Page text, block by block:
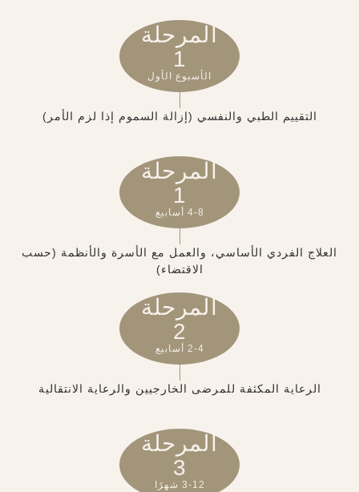
المرحلة
1
الأسبوع الأول
التقييم الطبي والنفسي (إزالة السموم إذا لزم الأمر)
المرحلة
1
4-8 أسابيع
العلاج الفردي الأساسي، والعمل مع الأسرة والأنظمة (حسب
الاقتضاء)
المرحلة
2
2-4 أسابيع
الرعاية المكثفة للمرضى الخارجيين والرعاية الانتقالية
المرحلة
3
3-12 شهرًا